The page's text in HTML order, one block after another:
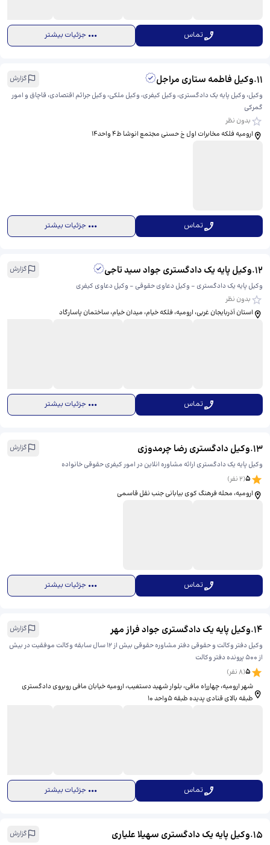
تماس جزئیات بیشتر
11
.وکیل فاطمه ستاری مراجل
گزارش
وکیل، وکیل پایه یک دادگستری، وکیل کیفری، وکیل ملکی، وکیل جرائم اقتصادی، قاچاق و امور
گمرکی
بدون نظر
ارومیه فلکه مخابرات اول خ حسنی مجتمع انوشا ط۴ واحد۱۴
تماس جزئیات بیشتر
12
.وکیل پایه یک دادگستری جواد سید تاجی
گزارش
وکیل پایه یک دادگستری - وکیل دعاوی حقوقی - وکیل دعاوی کیفری
بدون نظر
استان آذربایجان غربی، ارومیه، فلکه خیام، میدان خیام، ​ساختمان پاسارگاد
تماس جزئیات بیشتر
13
.وکیل دادگستری رضا چرمدوزی
گزارش
وکیل پایه یک دادگستری ارائه مشاوره انلاین در امور کیفری حقوقی خانواده
5
(
2نفر)
ارومیه، محله فرهنگ کوی بیابانی جنب نقل قاسمی
تماس جزئیات بیشتر
14
.وکیل پایه یک دادگستری جواد فراز مهر
گزارش
وکیل دفتر وکالت و حقوقی دفتر مشاوره حقوقی بیش از 12 سال سابقه وکالت موفقیت در بیش
از 500 پرونده دفتر وکالت
5
(
8نفر)
شهر ارومیه، چهارراه مافی، بلوار شهید دستغیب، ​ارومیه خیابان مافی روبروی دادگستری
طبقه بالای قنادی پدیده طبقه 5واحد 10
تماس جزئیات بیشتر
15
.وکیل پایه یک دادگستری سهیلا علیاری گزارش